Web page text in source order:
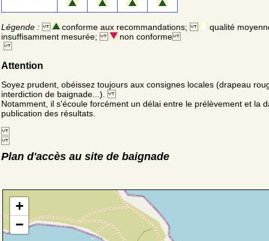
Légende : conforme aux recommandations;
qualité
insuffisamment mesurée;
non conforme
Attention
Soyez prudent, obéissez toujours aux consignes locales (drapeau
interdiction de baignade...).
Notamment, il s'écoule forcément un délai entre le prélèvement et la
publication des résultats.
Plan d'accès au site de baignade
+
−